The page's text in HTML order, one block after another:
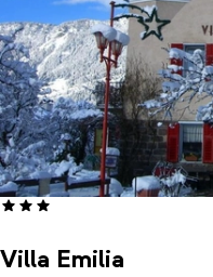
Villa Emilia